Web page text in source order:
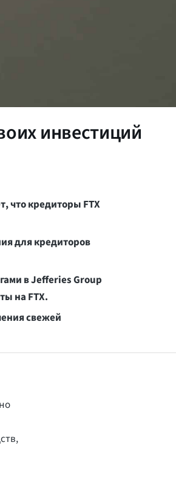
инвестиций
что кредиторы FTX
для кредиторов
в Jefferies Group
на FTX.
свежей